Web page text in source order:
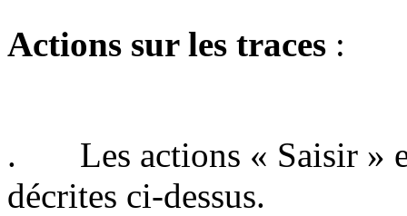
Actions sur les traces :
. Les actions « Saisir »
décrites ci-dessus.